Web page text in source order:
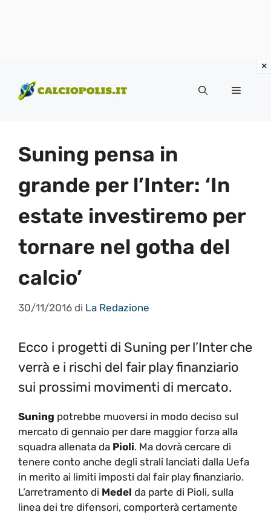
contenuto
Menu
Suning pensa in
grande per l’Inter: ‘In
estate investiremo per
tornare nel gotha del
calcio’
30/11/2016 di La Redazione
Ecco i progetti di Suning per l’Inter che
verrà e i rischi del fair play finanziario
sui prossimi movimenti di mercato.
Suning potrebbe muoversi in modo deciso sul
mercato di gennaio per dare maggior forza alla
squadra allenata da Pioli. Ma dovrà cercare di
tenere conto anche degli strali lanciati dalla Uefa
in merito ai limiti imposti dal fair play finanziario.
L’arretramento di Medel da parte di Pioli, sulla
linea dei tre difensori, comporterà certamente